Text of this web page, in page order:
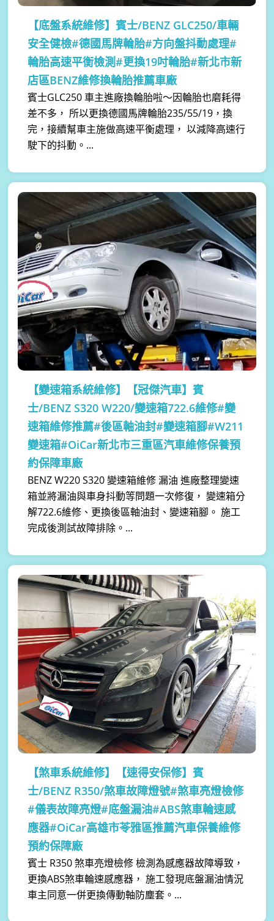
【底盤系統維修】賓士/BENZ GLC250/車輛
安全健檢#德國馬牌輪胎#方向盤抖動處理#
輪胎高速平衡檢測#更換19吋輪胎#新北市新
店區BENZ維修換輪胎推薦車廠
賓士GLC250 車主進廠換輪胎啦～因輪胎也磨耗得
差不多， 所以更換德國馬牌輪胎235/55/19，換
完，接續幫車主施做高速平衡處理， 以減降高速行
駛下的抖動。...
【變速箱系統維修】
【冠傑汽車】賓
士/BENZ S320 W220/變速箱722.6維修#變
速箱維修推薦#後區軸油封#變速箱腳#W211
變速箱#OiCar新北市三重區汽車維修保養預
約保障車廠
BENZ W220 S320 變速箱維修 漏油 進廠整理變速
箱並將漏油與車身抖動等問題一次修復， 變速箱分
解722.6維修、更換後區軸油封、變速箱腳。 施工
完成後測試故障排除。...
【煞車系統維修】
【速得安保修】賓
士/BENZ R350/煞車故障燈號#煞車亮燈檢修
#儀表故障亮燈#底盤漏油#ABS煞車輪速感
應器#OiCar高雄市苓雅區推薦汽車保養維修
預約保障廠
賓士 R350 煞車亮燈檢修 檢測為感應器故障導致，
更換ABS煞車輪速感應器， 施工發現底盤漏油情況
車主同意一併更換傳動軸防塵套。...